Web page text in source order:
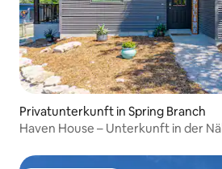
Privatunterkunft in Spring Branch
Haven House – Unterkunft in der